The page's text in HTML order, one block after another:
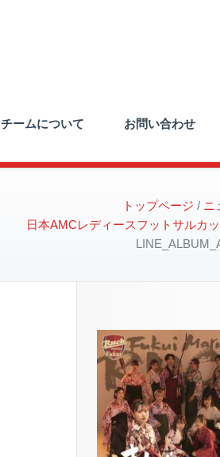
チームについて お問い合わせ
トップページ ニ
日本AMCレディースフットサルカ